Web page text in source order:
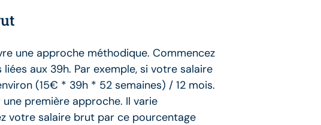
une approche méthodique. Commencez
aux 39h. Par exemple, si votre salaire
(15€ * 39h * 52 semaines) / 12 mois.
première approche. Il varie
votre salaire brut par ce pourcentage